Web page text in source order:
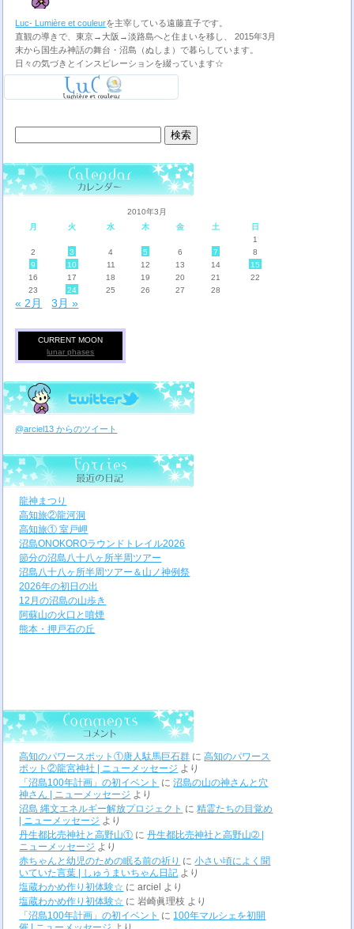
Luc- Lumière et couleurを主宰している遠藤直子です。
直観の導きで、東京→大阪→淡路島へと住まいを移し、 2015年3月
末から国生み神話の舞台・沼島（ぬしま）で暮らしています。
日々の気づきとインスピレーションを綴っています☆
索:
2010年3月
月
火 水 木 金 土
日
1
2
3 4 5 6 7
8
9
10 11 12 13 14
15
16
17 18 19 20 21
22
23
24 25 26 27 28
« 2月 3月 »
CURRENT MOON
lunar phases
@arciel13 からのツイート
龍神まつり
高知旅②龍河洞
高知旅① 室戸岬
沼島ONOKOROラウンドトレイル2026
節分の沼島八十八ヶ所半周ツアー
沼島八十八ヶ所半周ツアー＆山ノ神例祭
2026年の初日の出
12月の沼島の山歩き
阿蘇山の火口と噴煙
熊本・押戸石の丘
高知のパワースポット①唐人駄馬巨石群 に高知のパワース
ポット②龍宮神社 | ニューメッセージ より
「沼島100年計画」の初イベント に沼島の山の神さんと穴
神さん | ニューメッセージ より
沼島 縄文エネルギー解放プロジェクト に精霊たちの目覚め
| ニューメッセージ より
丹生都比売神社と高野山① に丹生都比売神社と高野山➁ |
ニューメッセージ より
赤ちゃんと幼児のための眠る前の祈り に小さい頃によく聞
いていた言葉 | しゅうまいちゃん日記 より
塩蔵わかめ作り初体験☆ にarciel
より
塩蔵わかめ作り初体験☆ に岩崎眞理枝 より
「沼島100年計画」の初イベント に 100年マルシェを初開